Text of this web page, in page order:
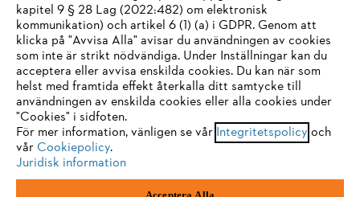
Allmänna villkor och bestämmelser
Integritetspolicy
Juridisk information
IHR BROWSER WIRD NICHT
UNTERSTÜTZT
Sie nutzen einen Browser, den wir noch nicht unterstützen. Für
eine optimale Nutzung unserer Seite empfehlen wir Ihnen, zu
einem der folgenden Browser zu wechseln:
Firefox Chrome
kapitel 9 § 28 Lag (2022:482) om elektronisk
kommunikation) och artikel 6 (1) (a) i GDPR. Genom att
klicka på "Avvisa Alla" avisar du användningen av cookies
som inte är strikt nödvändiga. Under Inställningar kan du
acceptera eller avvisa enskilda cookies. Du kan när som
helst med framtida effekt återkalla ditt samtycke till
användningen av enskilda cookies eller alla cookies under
"Cookies" i sidfoten.
För mer information, vänligen se vår Integritetspolicy och
vår Cookiepolicy.
Juridisk information